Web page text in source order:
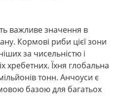
важливе значення в
Кормові риби цієї зони
за чисельністю і
хребетних. Їхня глобальна
тонн. Анчоуси є
базою для багатьох